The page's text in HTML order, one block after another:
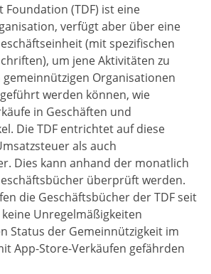
Foundation (TDF) ist eine
verfügt aber über eine
(mit spezifischen
um jene Aktivitäten zu
Organisationen
werden können, wie
in Geschäften und
Die TDF entrichtet auf diese
als auch
Dies kann anhand der monatlich
überprüft werden.
die Geschäftsbücher der TDF seit
Unregelmäßigkeiten
Status der Gemeinnützigkeit im
App-Store-Verkäufen gefährden